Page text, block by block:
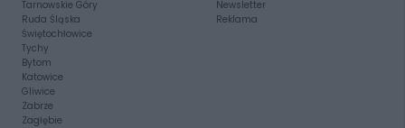
Tarnowskie Góry
Ruda Śląska
Świętochłowice
Tychy
Bytom
Katowice
Gliwice
Zabrze
Zagłębie
Newsletter
Reklama